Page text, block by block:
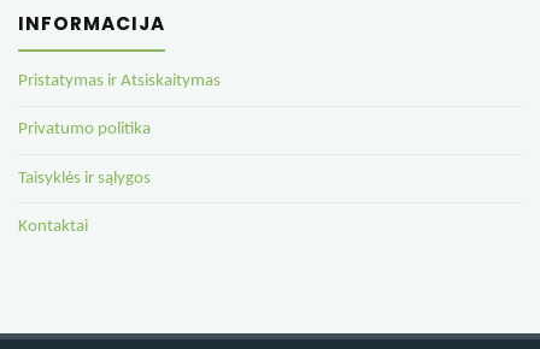
INFORMACIJA
Pristatymas ir Atsiskaitymas
Privatumo politika
Taisyklės ir sąlygos
Kontaktai